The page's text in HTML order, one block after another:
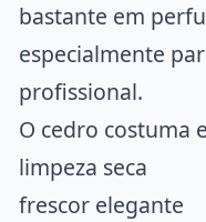
bastante em
especialmente
profissional.
O cedro costuma
limpeza seca
frescor elegante